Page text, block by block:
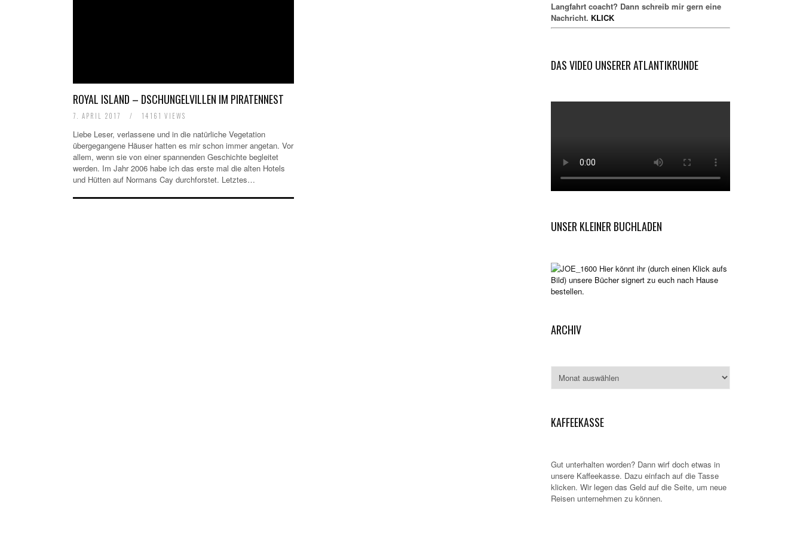
ROYAL ISLAND – DSCHUNGELVILLEN IM PIRATENNEST
7. APRIL 2017 / 14161 VIEWS
Liebe Leser, verlassene und in die natürliche Vegetation
übergegangene Häuser hatten es mir schon immer angetan. Vor
allem, wenn sie von einer spannenden Geschichte begleitet
werden. Im Jahr 2006 habe ich das erste mal die alten Hotels
und Hütten auf Normans Cay durchforstet. Letztes…
Langfahrt coacht? Dann schreib mir gern eine
Nachricht. KLICK
DAS VIDEO UNSERER ATLANTIKRUNDE
UNSER KLEINER BUCHLADEN
Hier könnt ihr (durch einen Klick aufs
Bild) unsere Bücher signert zu euch nach Hause
bestellen.
ARCHIV
KAFFEEKASSE
Gut unterhalten worden? Dann wirf doch etwas in
unsere Kaffeekasse. Dazu einfach auf die Tasse
klicken. Wir legen das Geld auf die Seite, um neue
Reisen unternehmen zu können.